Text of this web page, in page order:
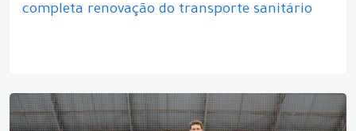
completa renovação do transporte sanitário